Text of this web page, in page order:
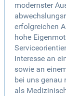
modernster
erfolgreichen
hohe
Interesse an
sowie an
bei uns genau
als